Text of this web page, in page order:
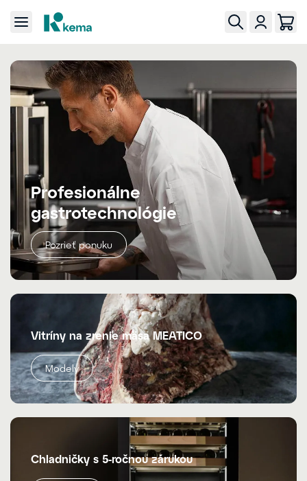
Profesionálne
gastrotechnológie
Pozrieť ponuku
Vitríny na zrenie mäsa MEATICO
Modely
Chladničky s 5-ročnou zárukou